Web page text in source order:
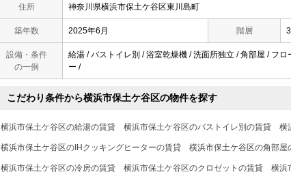
住所 神奈川県横浜市保土ケ谷区東川島町
築年数 2025年6月 階層
設備・条件
の一例
給湯 / バストイレ別 / 浴室乾燥機 / 洗面所独立 / 角部屋 / フ
ー /
こだわり条件から横浜市保土ケ谷区の物件を探す
横浜市保土ケ谷区の給湯の賃貸 横浜市保土ケ谷区のバストイレ別の賃貸 横
横浜市保土ケ谷区のIHクッキングヒーターの賃貸 横浜市保土ケ谷区の角部屋
横浜市保土ケ谷区の冷房の賃貸 横浜市保土ケ谷区のクロゼットの賃貸 横浜